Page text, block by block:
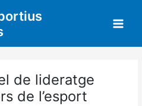
de lideratge
de l’esport